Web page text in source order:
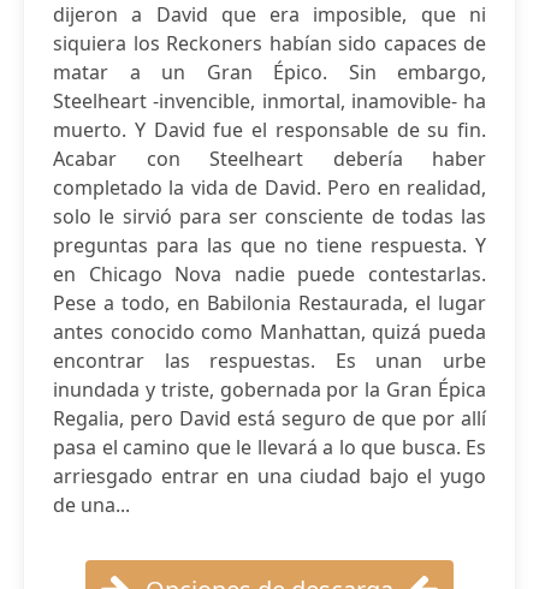
dijeron a David que era imposible, que ni
siquiera los Reckoners habían sido capaces de
matar a un Gran Épico. Sin embargo,
Steelheart -invencible, inmortal, inamovible- ha
muerto. Y David fue el responsable de su fin.
Acabar con Steelheart debería haber
completado la vida de David. Pero en realidad,
solo le sirvió para ser consciente de todas las
preguntas para las que no tiene respuesta. Y
en Chicago Nova nadie puede contestarlas.
Pese a todo, en Babilonia Restaurada, el lugar
antes conocido como Manhattan, quizá pueda
encontrar las respuestas. Es unan urbe
inundada y triste, gobernada por la Gran Épica
Regalia, pero David está seguro de que por allí
pasa el camino que le llevará a lo que busca. Es
arriesgado entrar en una ciudad bajo el yugo
de una...